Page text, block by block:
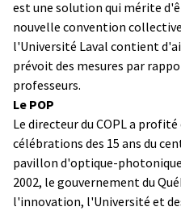
est une solution qui mérite
nouvelle convention
l'Université Laval contient
prévoit des mesures par
professeurs.
Le POP
Le directeur du COPL a
célébrations des 15 ans du
pavillon d'optique-
2002, le gouvernement du
l'innovation, l'Université et